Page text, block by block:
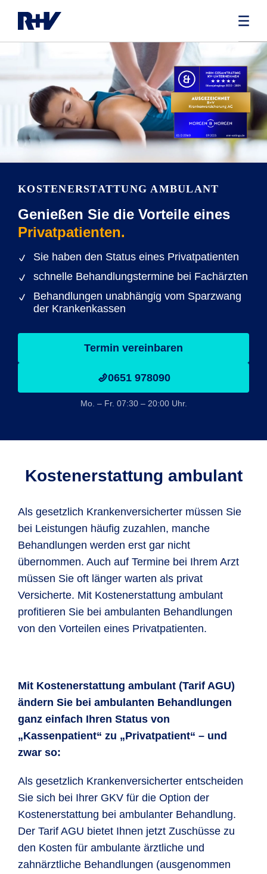
KOSTENERSTATTUNG AMBULANT
Genießen Sie die Vorteile eines
Privatpatienten.
Sie haben den Status eines Privatpatienten
schnelle Behandlungstermine bei Fachärzten
Behandlungen unabhängig vom Sparzwang
der Krankenkassen
Termin vereinbaren
0651 978090
Mo. – Fr. 07:30 – 20:00 Uhr.
Kostenerstattung ambulant
Als gesetzlich Krankenversicherter müssen Sie
bei Leistungen häufig zuzahlen, manche
Behandlungen werden erst gar nicht
übernommen. Auch auf Termine bei Ihrem Arzt
müssen Sie oft länger warten als privat
Versicherte. Mit Kostenerstattung ambulant
profitieren Sie bei ambulanten Behandlungen
von den Vorteilen eines Privatpatienten.
Mit Kostenerstattung ambulant (Tarif AGU)
ändern Sie bei ambulanten Behandlungen
ganz einfach Ihren Status von
„Kassenpatient“ zu „Privatpatient“ – und
zwar so:
Als gesetzlich Krankenversicherter entscheiden
Sie sich bei Ihrer GKV für die Option der
Kostenerstattung bei ambulanter Behandlung.
Der Tarif AGU bietet Ihnen jetzt Zuschüsse zu
den Kosten für ambulante ärztliche und
zahnärztliche Behandlungen (ausgenommen